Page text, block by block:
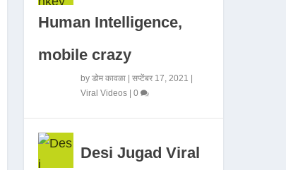
Human Intelligence,
mobile crazy
by डोम कावळा| सप्टेंबर 17, 2021 |
Viral Videos| 0
Desi Jugad Viral